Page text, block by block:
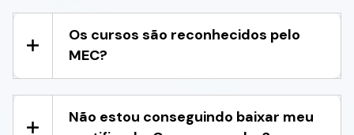
Os cursos são reconhecidos pelo
MEC?
Não estou conseguindo baixar meu